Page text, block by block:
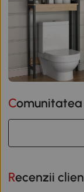
Recenzii